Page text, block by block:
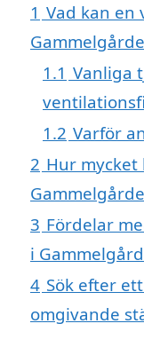
1 Vad kan en
1.1 Vanliga
1.2 Varför
2 Hur
3 Fördelar
i
4 Sök efter
omgivande